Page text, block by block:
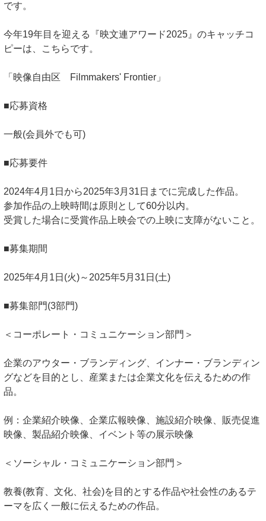
です。
今年19年目を迎える『映文連アワード2025』のキャッチコ
ピーは、こちらです。
「映像自由区 Filmmakers' Frontier」
■応募資格
一般(会員外でも可)
■応募要件
2024年4月1日から2025年3月31日までに完成した作品。
参加作品の上映時間は原則として60分以内。
受賞した場合に受賞作品上映会での上映に支障がないこと。
■募集期間
2025年4月1日(火)～2025年5月31日(土)
■募集部門(3部門)
＜コーポレート・コミュニケーション部門＞
企業のアウター・ブランディング、インナー・ブランディン
グなどを目的とし、産業または企業文化を伝えるための作
品。
例：企業紹介映像、企業広報映像、施設紹介映像、販売促進
映像、製品紹介映像、イベント等の展示映像
＜ソーシャル・コミュニケーション部門＞
教養(教育、文化、社会)を目的とする作品や社会性のあるテ
ーマを広く一般に伝えるための作品。